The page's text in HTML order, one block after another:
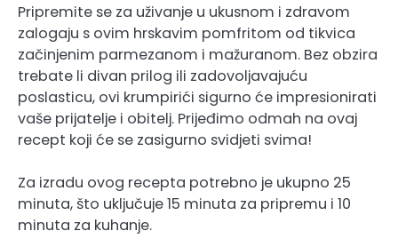
Pripremite se za uživanje u ukusnom i zdravom
zalogaju s ovim hrskavim pomfritom od tikvica
začinjenim parmezanom i mažuranom. Bez obzira
trebate li divan prilog ili zadovoljavajuću
poslasticu, ovi krumpirići sigurno će impresionirati
vaše prijatelje i obitelj. Prijeđimo odmah na ovaj
recept koji će se zasigurno svidjeti svima!
Za izradu ovog recepta potrebno je ukupno 25
minuta, što uključuje 15 minuta za pripremu i 10
minuta za kuhanje.